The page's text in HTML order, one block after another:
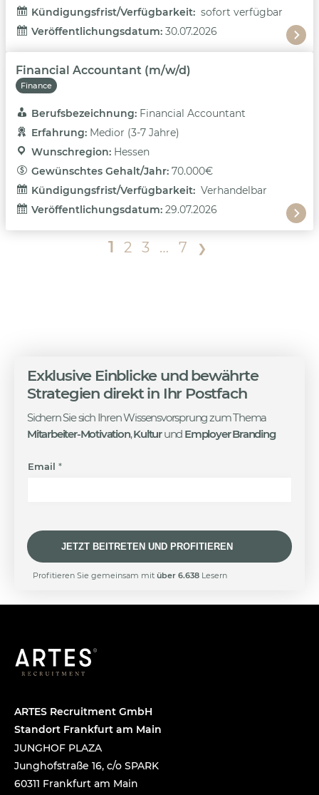
Kündigungsfrist/Verfügbarkeit: sofort verfügbar
Veröffentlichungsdatum: 30.07.2026
Financial Accountant (m/w/d)
Finance
Berufsbezeichnung: Financial Accountant
Erfahrung: Medior (3-7 Jahre)
Wunschregion: Hessen
Gewünschtes Gehalt/Jahr: 70.000€
Kündigungsfrist/Verfügbarkeit: Verhandelbar
Veröffentlichungsdatum: 29.07.2026
1 2 3 … 7 ❯
Exklusive Einblicke und bewährte
Strategien direkt in Ihr Postfach
Sichern Sie sich Ihren Wissensvorsprung zum Thema
Mitarbeiter-Motivation,Kulturund Employer Branding
m
*
Email *
JETZT BEITRETEN UND PROFITIEREN
A
a
t
i
e
:
Profitieren Sie gemeinsam mit über 6.638 Lesern
ARTES Recruitment GmbH
Standort Frankfurt am Main
JUNGHOF PLAZA
Junghofstraße 16, c/o SPARK
60311 Frankfurt am Main